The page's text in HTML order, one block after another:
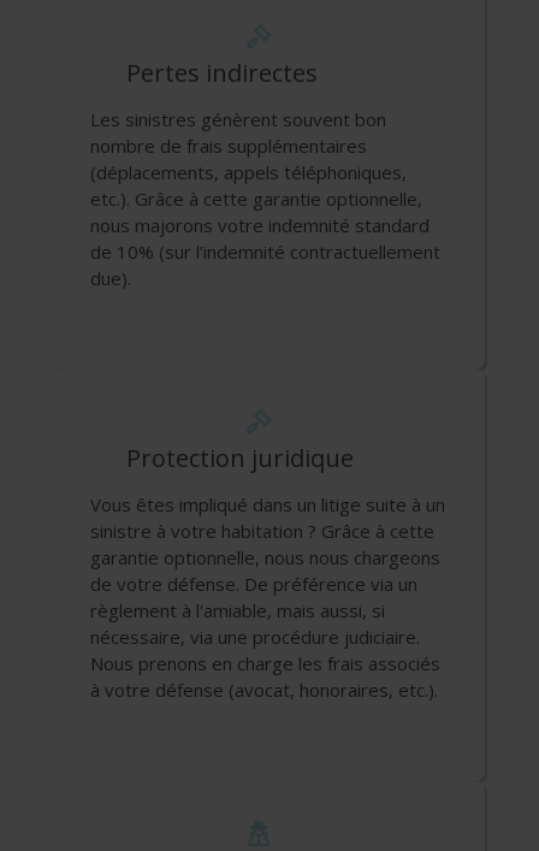
Pertes indirectes
Les sinistres génèrent souvent bon
nombre de frais supplémentaires
(déplacements, appels téléphoniques,
etc.). Grâce à cette garantie optionnelle,
nous majorons votre indemnité standard
de 10% (sur l’indemnité contractuellement
due).
Protection juridique
Vous êtes impliqué dans un litige suite à un
sinistre à votre habitation ? Grâce à cette
garantie optionnelle, nous nous chargeons
de votre défense. De préférence via un
règlement à l'amiable, mais aussi, si
nécessaire, via une procédure judiciaire.
Nous prenons en charge les frais associés
à votre défense (avocat, honoraires, etc.).